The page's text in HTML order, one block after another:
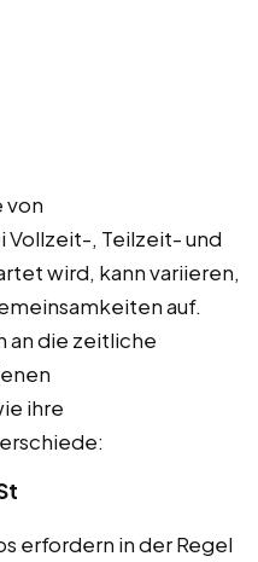
von
, Teilzeit- und
wird, kann variieren,
auf.
an die zeitliche
ihre
erfordern in der Regel